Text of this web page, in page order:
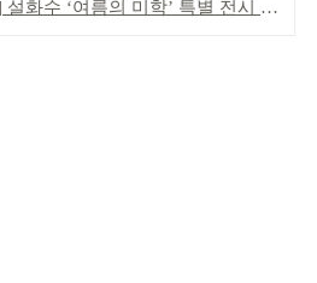
화수 ‘여름의 미학’ 특별 전시 개최